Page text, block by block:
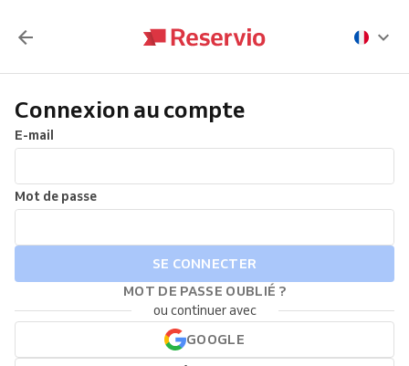
Connexion au compte
E-mail
Mot de passe
SE CONNECTER
MOT DE PASSE OUBLIÉ ?
ou continuer avec
GOOGLE